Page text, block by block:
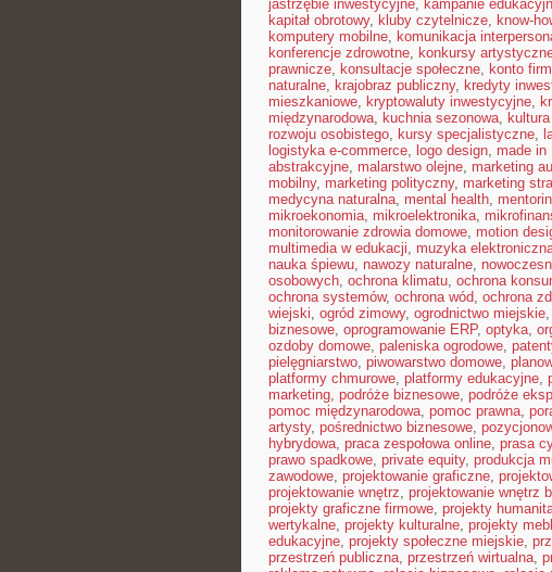
jastrzębie inwestycyjne, kampanie
kapitał obrotowy, kluby czytelnicze, know-
komputery mobilne, komunikacja
konferencje zdrowotne, konkursy
prawnicze, konsultacje społeczne, konto
naturalne, krajobraz publiczny, kredyty
mieszkaniowe, kryptowaluty inwestycyjne,
międzynarodowa, kuchnia sezonowa,
rozwoju osobistego, kursy specjalistyczne,
logistyka e-commerce, logo design, made in
abstrakcyjne, malarstwo olejne, marketing
mobilny, marketing polityczny, marketing
medycyna naturalna, mental health,
mikroekonomia, mikroelektronika,
monitorowanie zdrowia domowe, motion
multimedia w edukacji, muzyka
nauka śpiewu, nawozy naturalne,
osobowych, ochrona klimatu, ochrona
ochrona systemów, ochrona wód, ochrona
wiejski, ogród zimowy, ogrodnictwo miejskie,
biznesowe, oprogramowanie ERP, optyka,
ozdoby domowe, paleniska ogrodowe,
pielęgniarstwo, piwowarstwo domowe,
platformy chmurowe, platformy edukacyjne,
marketing, podróże biznesowe, podróże
pomoc międzynarodowa, pomoc prawna,
artysty, pośrednictwo biznesowe,
hybrydowa, praca zespołowa online, prasa
prawo spadkowe, private equity, produkcja
zawodowe, projektowanie graficzne,
projektowanie wnętrz, projektowanie wnętrz
projekty graficzne firmowe, projekty
wertykalne, projekty kulturalne, projekty
edukacyjne, projekty społeczne miejskie,
przestrzeń publiczna, przestrzeń wirtualna,